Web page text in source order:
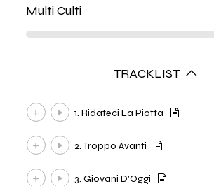
Multi Culti
TRACKLIST
1. Ridateci La Piotta
2. Troppo Avanti
3. Giovani D'Oggi